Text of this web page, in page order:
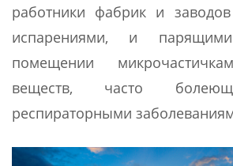
работники фабрик и
испарениями, и
помещении
веществ, часто
респираторными